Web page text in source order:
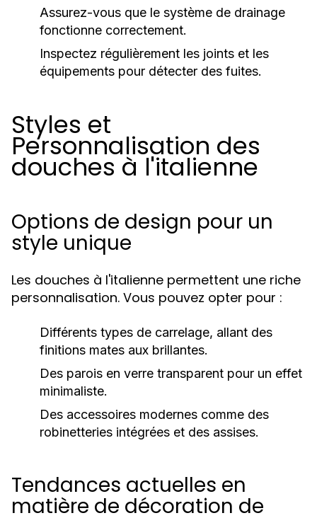
Assurez-vous que le système de drainage
fonctionne correctement.
Inspectez régulièrement les joints et les
équipements pour détecter des fuites.
Styles et
Personnalisation des
douches à l'italienne
Options de design pour un
style unique
Les douches à l'italienne permettent une riche
personnalisation. Vous pouvez opter pour :
Différents types de carrelage, allant des
finitions mates aux brillantes.
Des parois en verre transparent pour un effet
minimaliste.
Des accessoires modernes comme des
robinetteries intégrées et des assises.
Tendances actuelles en
matière de décoration de